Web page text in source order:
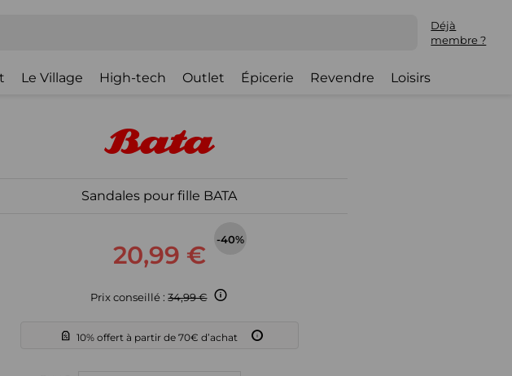
Déjà
membre ?
Le Village High-tech Outlet Épicerie Revendre Loisirs
Sandales pour fille BATA
20,99 €
-40%
Prix conseillé :34,99 €
10% offert à partir de 70€ d’achat